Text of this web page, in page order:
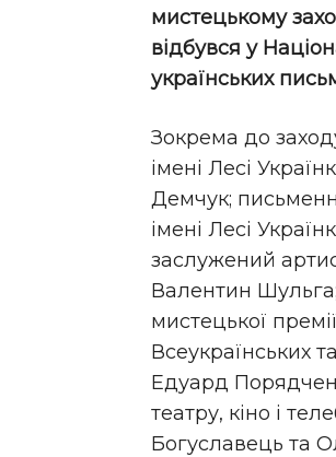
мистецькому
відбувся у
українських
Зокрема до
імені Лесі
Демчук;
імені Лесі
заслужений
Валентин
мистецької
Всеукраїнських
Едуард
театру, кіно і
Богуславець та